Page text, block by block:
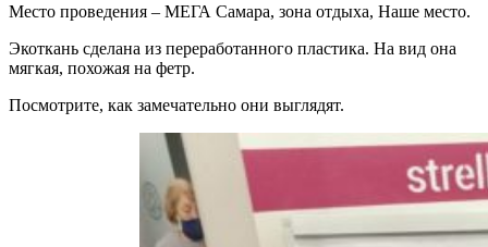
Место проведения – МЕГА Самара, зона отдыха, Наше место.
Экоткань сделана из переработанного пластика. На вид она
мягкая, похожая на фетр.
Посмотрите, как замечательно они выглядят.